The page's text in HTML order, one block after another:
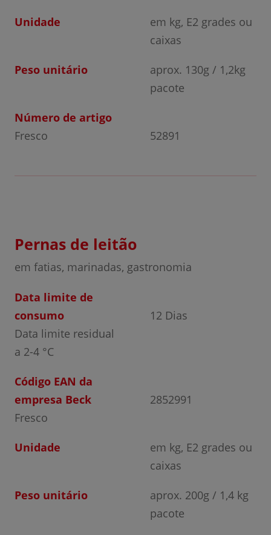
Unidade
em kg, E2 grades ou
caixas
Peso unitário
aprox. 130g / 1,2kg
pacote
Número de artigo
Fresco
52891
Pernas de leitão
em fatias, marinadas, gastronomia
Data limite de
consumo
Data limite residual
a 2-4 °C
12 Dias
Código EAN da
empresa Beck
Fresco
2852991
Unidade
em kg, E2 grades ou
caixas
Peso unitário
aprox. 200g / 1,4 kg
pacote